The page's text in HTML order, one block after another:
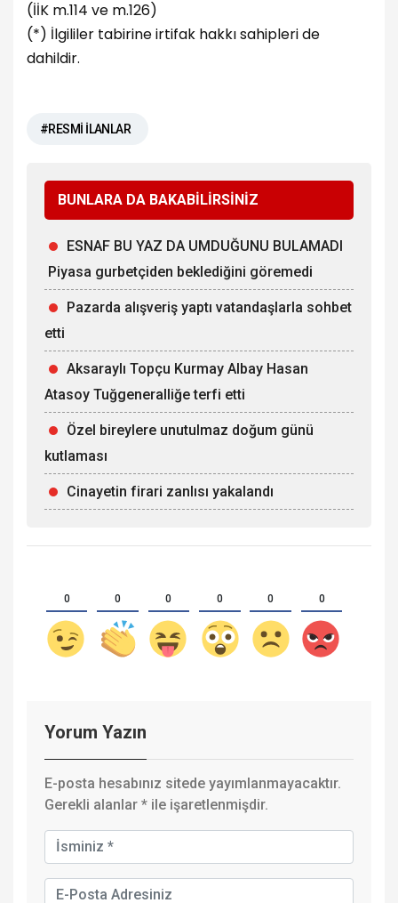
(İİK m.114 ve m.126)
(*) İlgililer tabirine irtifak hakkı sahipleri de
dahildir.
#RESMİ İLANLAR
BUNLARA DA BAKABİLİRSİNİZ
ESNAF BU YAZ DA UMDUĞUNU BULAMADI
Piyasa gurbetçiden beklediğini göremedi
Pazarda alışveriş yaptı vatandaşlarla sohbet
etti
Aksaraylı Topçu Kurmay Albay Hasan
Atasoy Tuğgeneralliğe terfi etti
Özel bireylere unutulmaz doğum günü
kutlaması
Cinayetin firari zanlısı yakalandı
0 0 0 0 0 0
Yorum Yazın
E-posta hesabınız sitede yayımlanmayacaktır.
Gerekli alanlar * ile işaretlenmişdir.